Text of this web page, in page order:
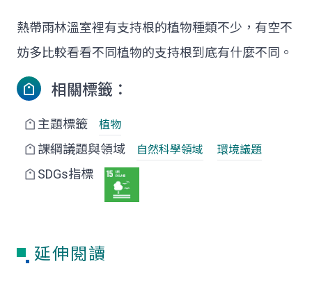
熱帶雨林溫室裡有支持根的植物種類不少，有空不
妨多比較看看不同植物的支持根到底有什麼不同。
相關標籤：
主題標籤 植物
課綱議題與領域 自然科學領域 環境議題
SDGs指標
延伸閱讀